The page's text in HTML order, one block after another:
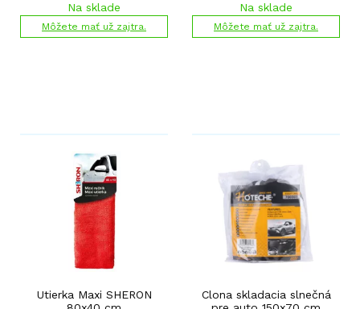
Na sklade
Môžete mať už zajtra.
Na sklade
Môžete mať už zajtra.
Utierka Maxi SHERON
Clona skladacia slnečná